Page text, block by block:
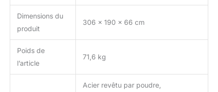
jardin, bénéficiez d'un
design qui rehaussera
type d'espace, qu'il
jardin ou d'un meuble
balcon exterieur, ce
Dimensions du
produit
306 x 190 x 66 cm
Poids de
l’article
71,6 kg
Acier revêtu par poudre,